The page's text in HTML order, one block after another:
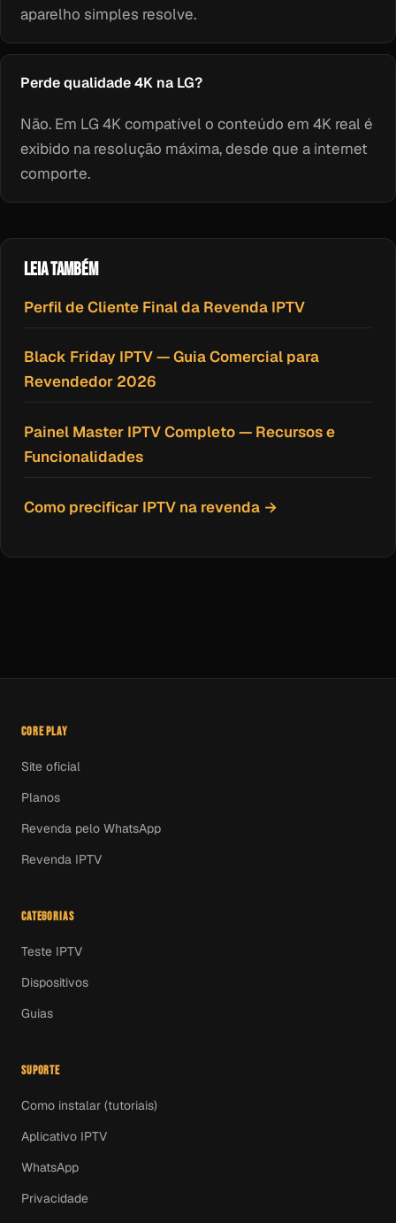
aparelho simples resolve.
Perde qualidade 4K na LG?
Não. Em LG 4K compatível o conteúdo em 4K real é
exibido na resolução máxima, desde que a internet
comporte.
LEIA TAMBÉM
Perfil de Cliente Final da Revenda IPTV
Black Friday IPTV — Guia Comercial para
Revendedor 2026
Painel Master IPTV Completo — Recursos e
Funcionalidades
Como precificar IPTV na revenda →
CORE PLAY
Site oficial
Planos
Revenda pelo WhatsApp
Revenda IPTV
CATEGORIAS
Teste IPTV
Dispositivos
Guias
SUPORTE
Como instalar (tutoriais)
Aplicativo IPTV
WhatsApp
Privacidade